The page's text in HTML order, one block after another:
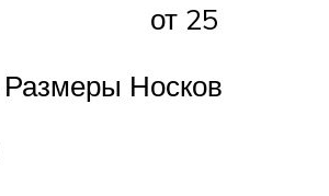
от 25
Размеры Носков